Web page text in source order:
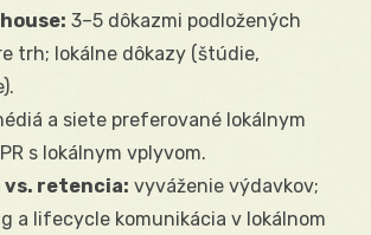
3–5 dôkazmi podložených
trh; lokálne dôkazy (štúdie,
a siete preferované lokálnym
s lokálnym vplyvom.
retencia: vyváženie výdavkov;
a lifecycle komunikácia v lokálnom